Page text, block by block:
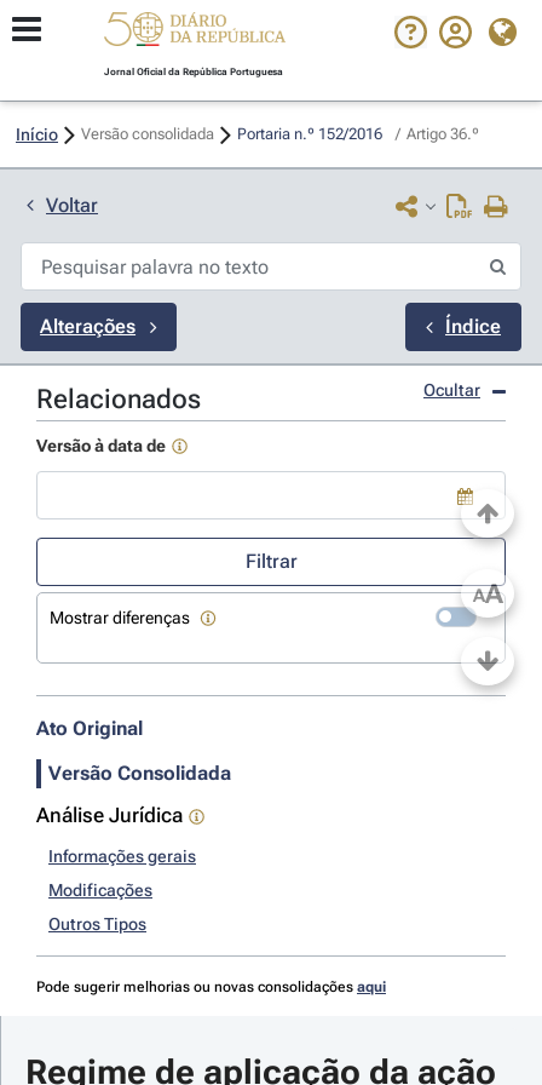
Jornal Oficial da República Portuguesa
Início Versão consolidada Portaria n.º 152/2016 / Artigo 36.º
Voltar
Alterações Índice
Relacionados Ocultar
Versão à data de
Use a tecla de seta para baixo para abrir o calendário; Use as
Filtrar
Mostrar diferenças
Ato Original
Versão Consolidada
Análise Jurídica
Informações gerais
Modificações
Outros Tipos
Pode sugerir melhorias ou novas consolidações aqui
Regime de aplicação da ação
AA